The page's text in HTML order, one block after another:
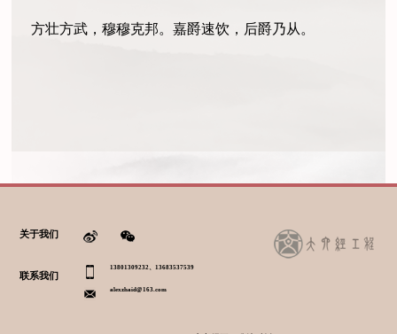
方壮方武，穆穆克邦。嘉爵速饮，后爵乃从。
关于我们
联系我们
13801309232、13683537539
alexzhaid@163.com